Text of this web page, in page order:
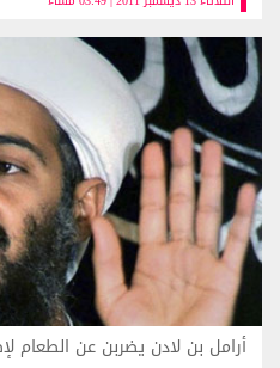
أرامل بن لادن يضربن عن الطعام